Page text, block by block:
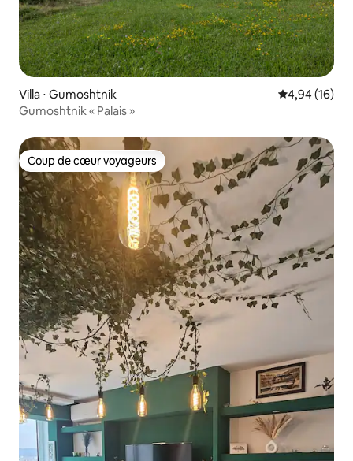
Villa ⋅ Gumoshtnik Évaluation
4,94 (16)
Gumoshtnik « Palais »
Coup de cœur voyageurs
Coup de cœur voyageurs